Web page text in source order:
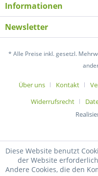
Informationen
Newsletter
* Alle Preise inkl. gesetzl.
Über uns Kontakt
Widerrufsrecht
Diese Website benutzt
der Website
Andere Cookies, die den